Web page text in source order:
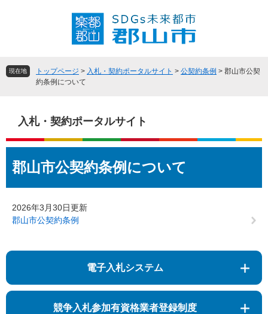
頭
飛
へ
現在地 トップページ > 入札・契約ポータルサイト > 公契約条例 > 郡山市公契
約条例について
入札・契約ポータルサイト
文郡山市公契約条例について
2026年3月30日更新
郡山市公契約条例
電子入札システム
競争入札参加有資格業者登録制度